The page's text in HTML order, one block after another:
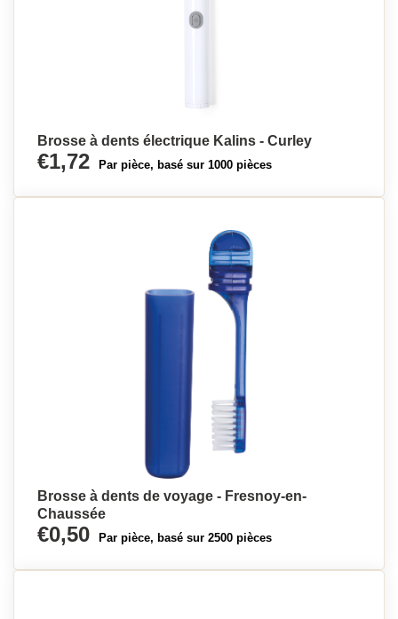
Brosse à dents électrique Kalins - Curley
€1,72 Par pièce, basé sur 1000 pièces
Brosse à dents de voyage - Fresnoy-en-
Chaussée
€0,50 Par pièce, basé sur 2500 pièces